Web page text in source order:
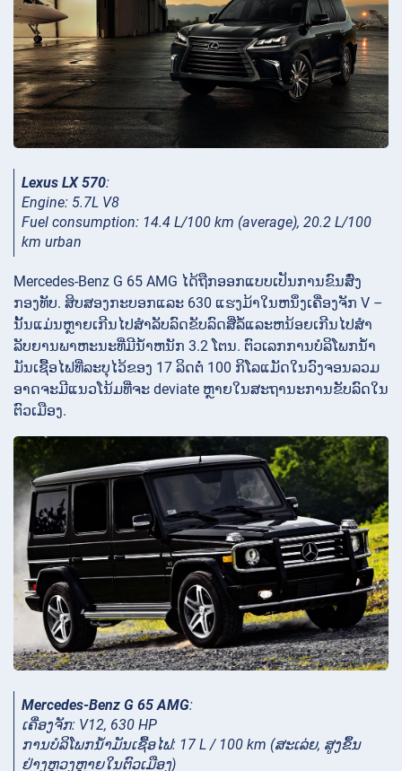
Lexus LX 570:
Engine: 5.7L V8
Fuel consumption: 14.4 L/100 km (average), 20.2 L/100
km urban
Mercedes-Benz G 65 AMG ໄດ້ຖືກອອກແບບເປັນການຂົນສົ່ງ
ກອງທັບ. ສິບສອງກະບອກແລະ 630 ແຮງມ້າໃນຫນຶ່ງເຄື່ອງຈັກ V –
ນັ້ນແມ່ນຫຼາຍເກີນໄປສໍາລັບລົດຂັບລົດສີ່ລໍ້ແລະຫນ້ອຍເກີນໄປສໍາ
ລັບຍານພາຫະນະທີ່ມີນ້ໍາຫນັກ 3.2 ໂຕນ. ຕົວ​ເລກ​ການ​ບໍ​ລິ​ໂພກ​ນໍ້າ​
ມັນ​ເຊື້ອ​ໄຟ​ທີ່​ລະ​ບຸ​ໄວ້​ຂອງ 17 ລິດ​ຕໍ່ 100 ກິ​ໂລ​ແມັດ​ໃນ​ວົງ​ຈອນ​ລວມ​
ອາດ​ຈະ​ມີ​ແນວ​ໂນ້ມ​ທີ່​ຈະ deviate ຫຼາຍ​ໃນ​ສະ​ຖາ​ນະ​ການ​ຂັບ​ລົດ​ໃນ​
ຕົວ​ເມືອງ​.
Mercedes-Benz G 65 AMG:
ເຄື່ອງຈັກ: V12, 630 HP
ການ​ບໍ​ລິ​ໂພກ​ນໍ້າ​ມັນ​ເຊື້ອ​ໄຟ​: 17 L / 100 km (ສະ​ເລ່ຍ​, ສູງ​ຂຶ້ນ​
ຢ່າງ​ຫຼວງ​ຫຼາຍ​ໃນ​ຕົວ​ເມືອງ​)